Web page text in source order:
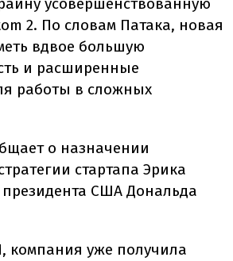
усовершенствованную
2. По словам Патака, новая
вдвое большую
и расширенные
работы в сложных
о назначении
стартапа Эрика
США Дональда
уже получила